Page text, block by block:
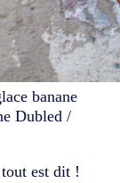
banane
Dubled /
est dit !